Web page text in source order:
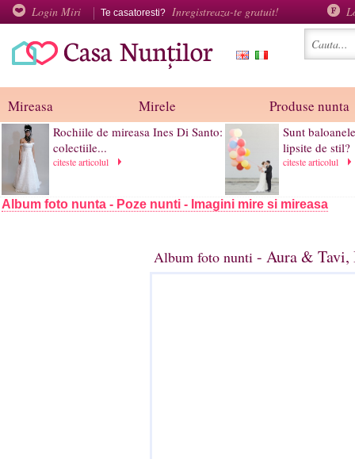
Login Miri Te casatoresti? Inregistreaza-te gratuit!
Mireasa Mirele Produse nunta
Rochiile de mireasa Ines Di Santo:
colectiile...
citeste articolul
Sunt baloanele
lipsite de stil?
citeste articolul
Album foto nunta - Poze nunti - Imagini mire si mireasa
Album foto nunti - Aura & Tavi,